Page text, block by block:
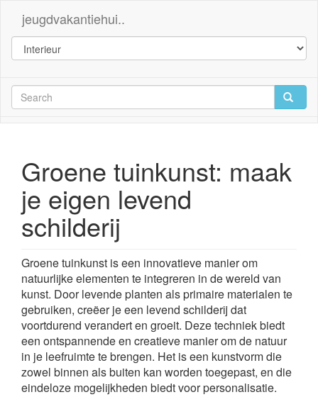
jeugdvakantiehui..
Groene tuinkunst: maak
je eigen levend
schilderij
Groene tuinkunst is een innovatieve manier om
natuurlijke elementen te integreren in de wereld van
kunst. Door levende planten als primaire materialen te
gebruiken, creëer je een levend schilderij dat
voortdurend verandert en groeit. Deze techniek biedt
een ontspannende en creatieve manier om de natuur
in je leefruimte te brengen. Het is een kunstvorm die
zowel binnen als buiten kan worden toegepast, en die
eindeloze mogelijkheden biedt voor personalisatie.